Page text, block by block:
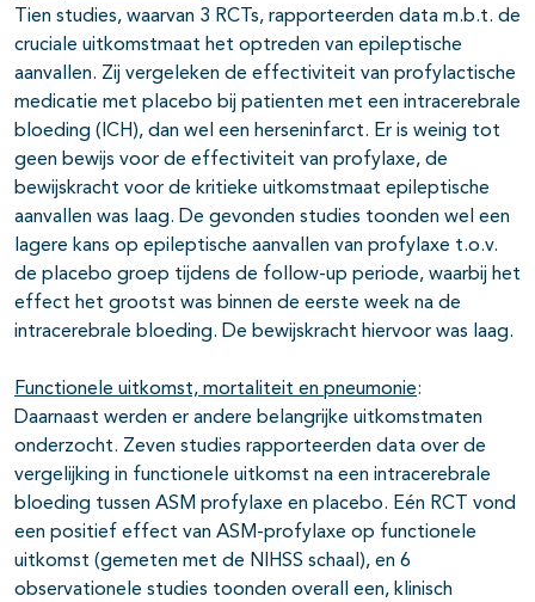
open- en dichtklappen
Tien studies, waarvan 3 RCTs, rapporteerden data m.b.t. de
cruciale uitkomstmaat het optreden van epileptische
aanvallen. Zij vergeleken de effectiviteit van profylactische
medicatie met placebo bij patienten met een intracerebrale
bloeding (ICH), dan wel een herseninfarct. Er is weinig tot
geen bewijs voor de effectiviteit van profylaxe, de
bewijskracht voor de kritieke uitkomstmaat epileptische
aanvallen was laag. De gevonden studies toonden wel een
lagere kans op epileptische aanvallen van profylaxe t.o.v.
de placebo groep tijdens de follow-up periode, waarbij het
effect het grootst was binnen de eerste week na de
intracerebrale bloeding. De bewijskracht hiervoor was laag.
Functionele uitkomst, mortaliteit en pneumonie:
Daarnaast werden er andere belangrijke uitkomstmaten
onderzocht. Zeven studies rapporteerden data over de
vergelijking in functionele uitkomst na een intracerebrale
bloeding tussen ASM profylaxe en placebo. Eén RCT vond
een positief effect van ASM-profylaxe op functionele
uitkomst (gemeten met de NIHSS schaal), en 6
observationele studies toonden overall een, klinisch